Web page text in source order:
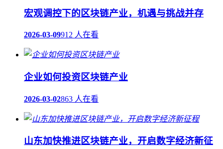
宏观调控下的区块链产业，机遇与挑战并存
2026-03-09912 人在看
企业如何投资区块链产业
2026-03-02863 人在看
山东加快推进区块链产业，开启数字经济新征